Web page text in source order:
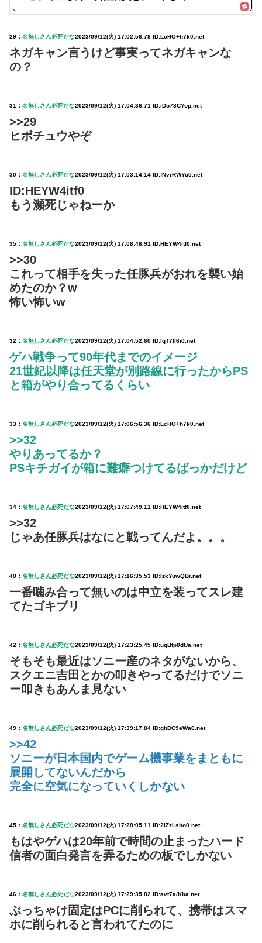
29： 名無しさん必死だな2023/09/12(火) 17:02:56.78 ID:LcHO+h7k0.net
ネガキャン言うけど事実ってネガキャンな
の？
31： 名無しさん必死だな2023/09/12(火) 17:04:36.71 ID:iDo78CYop.net
>>29
ヒボチュウやぞ
30： 名無しさん必死だな2023/09/12(火) 17:03:14.14 ID:fNvrRWYu0.net
ID:HEYW4itf0
もう瀕死じゃねーか
35： 名無しさん必死だな2023/09/12(火) 17:08:46.91 ID:HEYW4itf0.net
>>30
これって相手を失った任豚兵がおれを襲い始
めたのか？w
怖い怖いw
32： 名無しさん必死だな2023/09/12(火) 17:04:52.60 ID:lqT7fI6i0.net
ゲハ戦争って90年代までのイメージ
21世紀以降は任天堂が別路線に行ったからPS
と箱がやり合ってるくらい
33： 名無しさん必死だな2023/09/12(火) 17:06:56.36 ID:LcHO+h7k0.net
>>32
やりあってるか？
PSキチガイが箱に難癖つけてるばっかだけど
34： 名無しさん必死だな2023/09/12(火) 17:07:49.11 ID:HEYW4itf0.net
>>32
じゃあ任豚兵はなにと戦ってんだよ。。。
40： 名無しさん必死だな2023/09/12(火) 17:16:35.53 ID:IzkYuwQBr.net
一番噛み合って無いのは中立を装ってスレ建
てたゴキブリ
42： 名無しさん必死だな2023/09/12(火) 17:23:25.45 ID:uqBtp0dUa.net
そもそも最近はソニー産のネタがないから、
スクエニ吉田とかの叩きやってるだけでソニ
ー叩きもあんま見ない
49： 名無しさん必死だな2023/09/12(火) 17:39:17.84 ID:ghDC9eWa0.net
>>42
ソニーが日本国内でゲーム機事業をまともに
展開してないんだから
完全に空気になっていくしかない
45： 名無しさん必死だな2023/09/12(火) 17:28:05.11 ID:2IZzLsho0.net
もはやゲハは20年前で時間の止まったハード
信者の面白発言を弄るための板でしかない
46： 名無しさん必死だな2023/09/12(火) 17:29:35.82 ID:avt7a/Kba.net
ぶっちゃけ固定はPCに削られて、携帯はスマ
ホに削られると言われてたのに